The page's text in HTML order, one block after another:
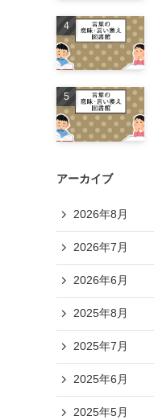
アーカイブ
2026年8月
2026年7月
2026年6月
2025年8月
2025年7月
2025年6月
2025年5月